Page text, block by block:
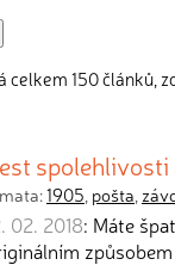
celkem 150 článků,
1905, pošta,
02. 2018: Máte